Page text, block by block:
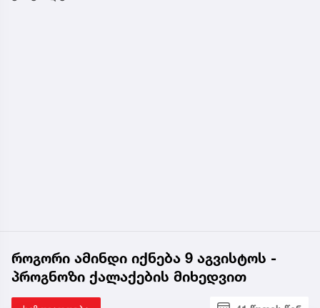
როგორი ამინდი იქნება 9 აგვისტოს -
პროგნოზი ქალაქების მიხედვით